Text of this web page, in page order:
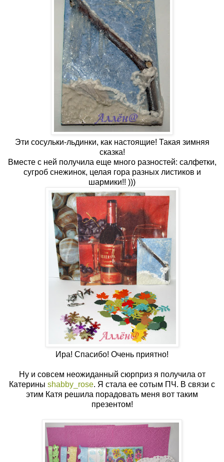
Эти сосульки-льдинки, как настоящие! Такая зимняя
сказка!
Вместе с ней получила еще много разностей: салфетки,
сугроб снежинок, целая гора разных листиков и
шармики!! )))
Ира! Спасибо! Очень приятно!
Ну и совсем неожиданный сюрприз я получила от
Катерины shabby_rose. Я стала ее сотым ПЧ. В связи с
этим Катя решила порадовать меня вот таким
презентом!